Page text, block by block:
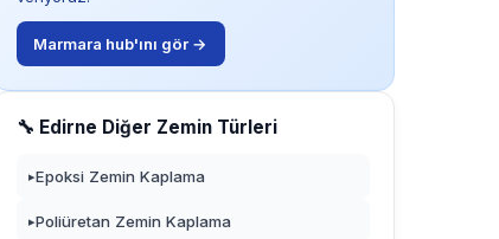
Marmara hub'ını gör →
🔧 Edirne Diğer Zemin Türleri
▸Epoksi Zemin Kaplama
▸Poliüretan Zemin Kaplama